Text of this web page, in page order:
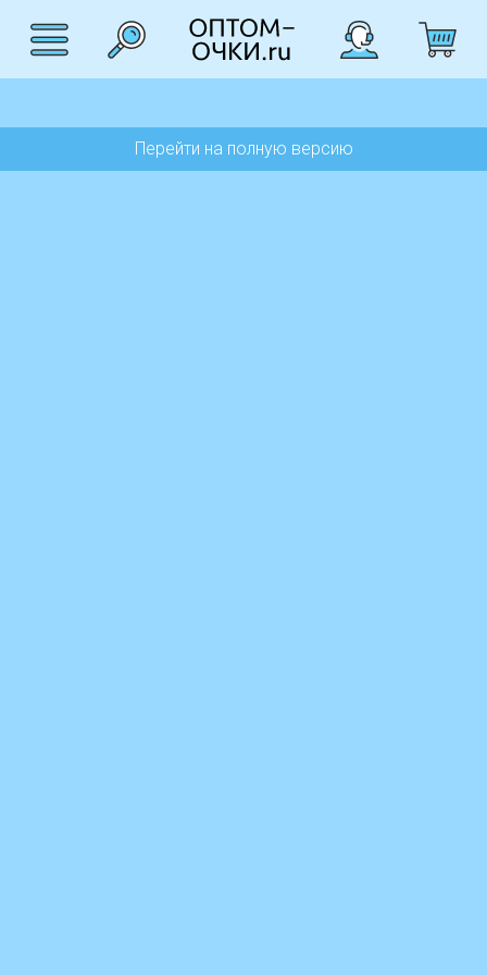
Перейти на полную версию